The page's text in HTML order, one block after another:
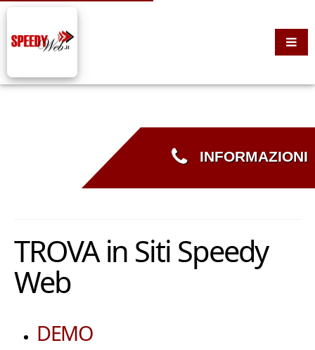
INFORMAZIONI
TROVA in Siti Speedy
Web
DEMO